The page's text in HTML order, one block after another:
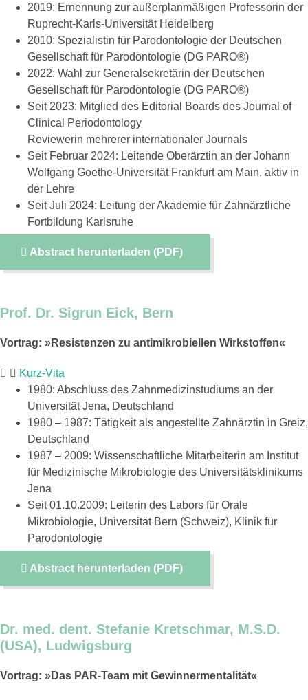
2019: Ernennung zur außerplanmäßigen Professorin der
Ruprecht-Karls-Universität Heidelberg
2010: Spezialistin für Parodontologie der Deutschen
Gesellschaft für Parodontologie (DG PARO®)
2022: Wahl zur Generalsekretärin der Deutschen
Gesellschaft für Parodontologie (DG PARO®)
Seit 2023: Mitglied des Editorial Boards des Journal of
Clinical Periodontology
Reviewerin mehrerer internationaler Journals
Seit Februar 2024: Leitende Oberärztin an der Johann
Wolfgang Goethe-Universität Frankfurt am Main, aktiv in
der Lehre
Seit Juli 2024: Leitung der Akademie für Zahnärztliche
Fortbildung Karlsruhe
Abstract herunterladen (PDF)
Prof. Dr. Sigrun Eick, Bern
Vortrag: »Resistenzen zu antimikrobiellen Wirkstoffen«
Kurz-Vita
1980: Abschluss des Zahnmedizinstudiums an der
Universität Jena, Deutschland
1980 – 1987: Tätigkeit als angestellte Zahnärztin in Greiz,
Deutschland
1987 – 2009: Wissenschaftliche Mitarbeiterin am Institut
für Medizinische Mikrobiologie des Universitätsklinikums
Jena
Seit 01.10.2009: Leiterin des Labors für Orale
Mikrobiologie, Universität Bern (Schweiz), Klinik für
Parodontologie
Abstract herunterladen (PDF)
Dr. med. dent. Stefanie Kretschmar, M.S.D.
(USA), Ludwigsburg
Vortrag: »Das PAR-Team mit Gewinnermentalität«